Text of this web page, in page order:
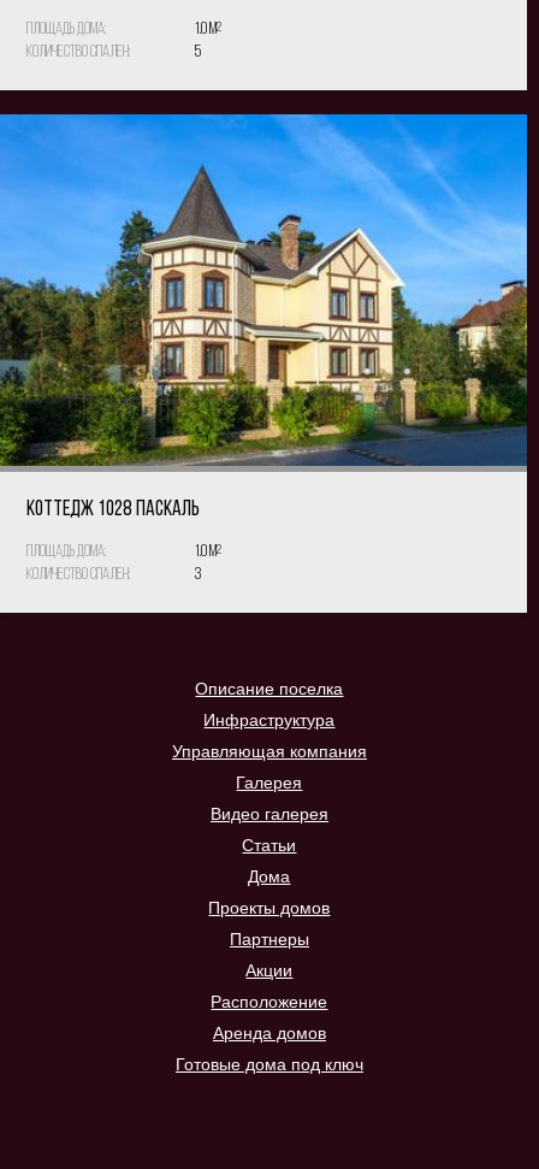
Площадь дома: 1.0 м2
Количество спален: 5
КОТТЕДЖ 1028 Паскаль
Площадь дома: 1.0 м2
Количество спален: 3
Описание поселка
Инфраструктура
Управляющая компания
Галерея
Видео галерея
Статьи
Дома
Проекты домов
Партнеры
Акции
Расположение
Аренда домов
Готовые дома под ключ